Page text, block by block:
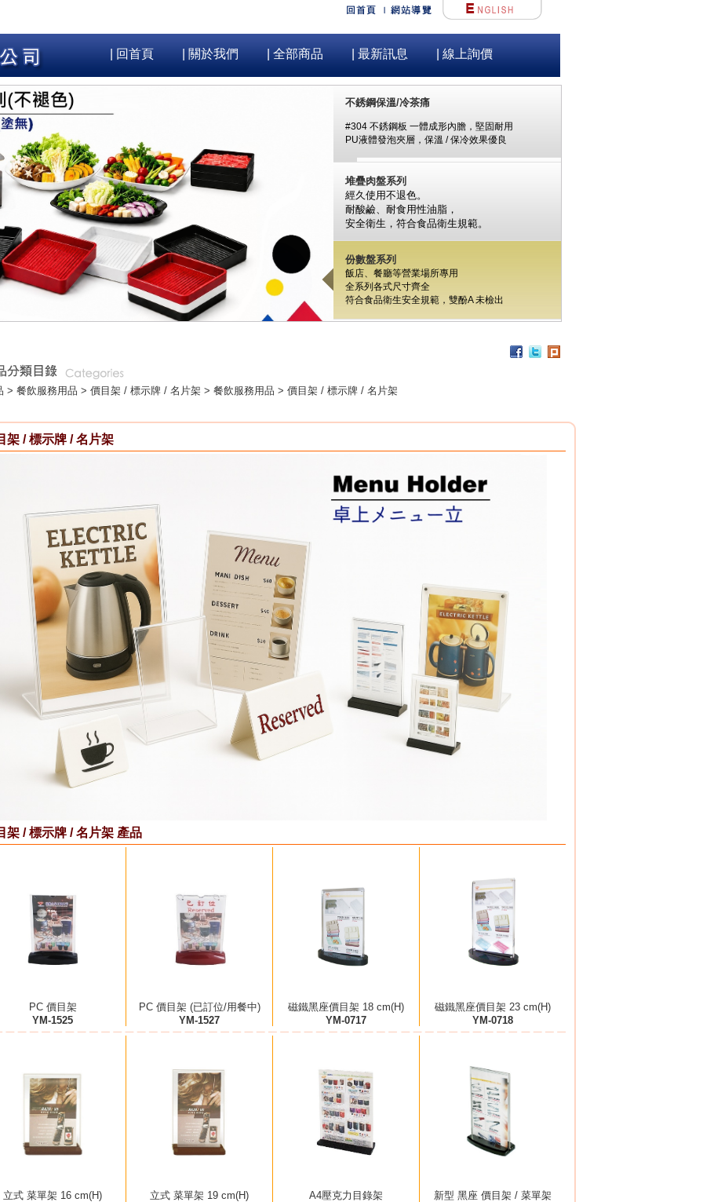
| 回首頁 | 關於我們 | 全部商品 | 最新訊息 | 線上詢價
#304 不銹鋼板 一體成形內膽，堅固耐用
PU液體發泡夾層，保溫 / 保冷效果優良
堆疊肉盤系列
經久使用不退色。
耐酸鹼、耐食用性油脂，
安全衛生，符合食品衛生規範。
份數盤系列
飯店、餐廳等營業場所專用
全系列各式尺寸齊全
符合食品衛生安全規範，雙酚A未檢出
食材保鮮筒系列
PC / 食用級 聚碳酸酯樹脂 製成
耐撞擊、耐高溫、抗冷凍
> 餐飲服務用品 > 價目架 / 標示牌 / 名片架 > 餐飲服務用品 > 價目架 / 標示牌 / 名片架
架 / 標示牌 / 名片架
架 / 標示牌 / 名片架 產品
PC 價目架
YM-1525
PC 價目架 (已訂位/用餐中)
YM-1527
磁鐵黑座價目架 18 cm(H)
YM-0717
磁鐵黑座價目架 23 cm(H)
YM-0718
立式 菜單架 16 cm(H)
立式 菜單架 19 cm(H)
A4壓克力目錄架
新型 黑座 價目架 / 菜單架